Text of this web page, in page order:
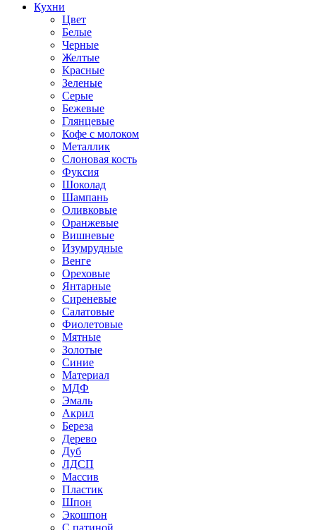
Кухни
Цвет
Белые
Черные
Желтые
Красные
Зеленые
Серые
Бежевые
Глянцевые
Кофе с молоком
Металлик
Слоновая кость
Фуксия
Шоколад
Шампань
Оливковые
Оранжевые
Вишневые
Изумрудные
Венге
Ореховые
Янтарные
Сиреневые
Салатовые
Фиолетовые
Мятные
Золотые
Синие
Материал
МДФ
Эмаль
Акрил
Береза
Дерево
Дуб
ЛДСП
Массив
Пластик
Шпон
Экошпон
С патиной